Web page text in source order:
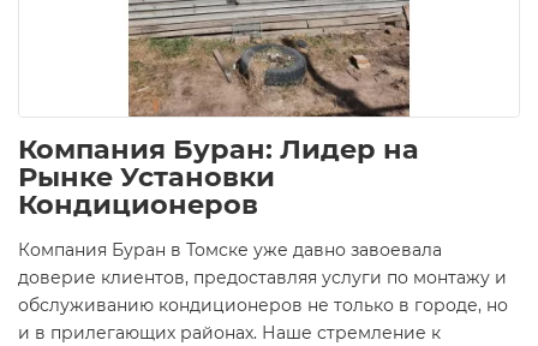
Компания Буран: Лидер на
Рынке Установки
Кондиционеров
Компания Буран в Томске уже давно завоевала
доверие клиентов, предоставляя услуги по монтажу и
обслуживанию кондиционеров не только в городе, но
и в прилегающих районах. Наше стремление к